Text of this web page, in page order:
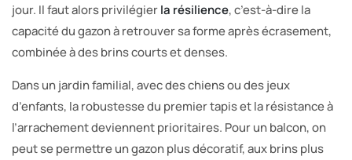
jour. Il faut alors privilégierla résilience, c’est-à-dire la
capacité du gazon à retrouver sa forme après écrasement,
combinée à des brins courts et denses.
Dans un jardin familial, avec des chiens ou des jeux
d’enfants, la robustesse du premier tapis et la résistance à
l’arrachement deviennent prioritaires. Pour un balcon, on
peut se permettre un gazon plus décoratif, aux brins plus